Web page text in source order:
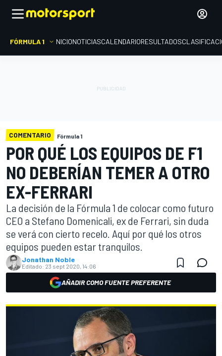
FÓRMULA 1 INICIONOTICIASCALENDARIORESULTADOS
COMENTARIO Fórmula 1
POR QUÉ LOS EQUIPOS DE F1
NO DEBERÍAN TEMER A OTRO
EX-FERRARI
La decisión de la Fórmula 1 de colocar como futuro
CEO a Stefano Domenicali, ex de Ferrari, sin duda
se verá con cierto recelo. Aquí por qué los otros
equipos pueden estar tranquilos.
Jonathan Noble
Editado: 23 sept 2020, 14:06
AÑADIR COMO FUENTE PREFERENTE